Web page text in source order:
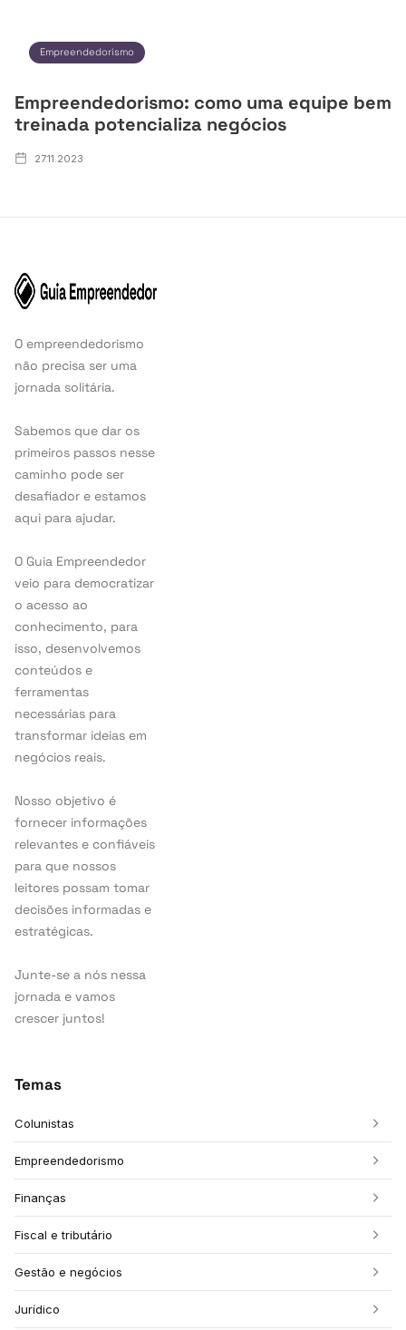
Empreendedorismo
Empreendedorismo: como uma equipe bem
treinada potencializa negócios
27.11.2023
O empreendedorismo
não precisa ser uma
jornada solitária.
Sabemos que dar os
primeiros passos nesse
caminho pode ser
desafiador e estamos
aqui para ajudar.
O Guia Empreendedor
veio para democratizar
o acesso ao
conhecimento, para
isso, desenvolvemos
conteúdos e
ferramentas
necessárias para
transformar ideias em
negócios reais.
Nosso objetivo é
fornecer informações
relevantes e confiáveis
para que nossos
leitores possam tomar
decisões informadas e
estratégicas.
Junte-se a nós nessa
jornada e vamos
crescer juntos!
Temas
Colunistas
Empreendedorismo
Finanças
Fiscal e tributário
Gestão e negócios
Jurídico